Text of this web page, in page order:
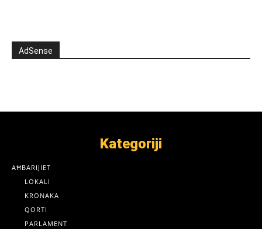
AdSense
Kategoriji
AĦBARIJIET
LOKALI
KRONAKA
QORTI
PARLAMENT